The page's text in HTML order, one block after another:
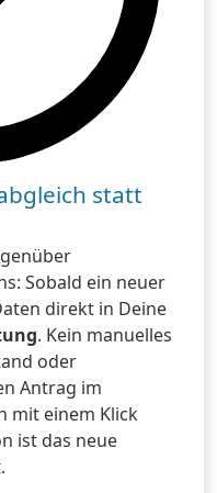
statt
Sobald ein neuer
direkt in Deine
. Kein manuelles
oder
Antrag im
mit einem Klick
ist das neue